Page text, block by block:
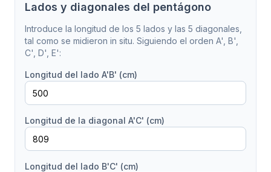
Lados y diagonales del pentágono
Introduce la longitud de los 5 lados y las 5 diagonales,
tal como se midieron in situ. Siguiendo el orden A', B',
C', D', E':
Longitud del lado A'B' (cm)
Longitud de la diagonal A'C' (cm)
Longitud del lado B'C' (cm)